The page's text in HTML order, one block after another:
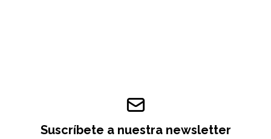
Suscríbete a nuestra newsletter